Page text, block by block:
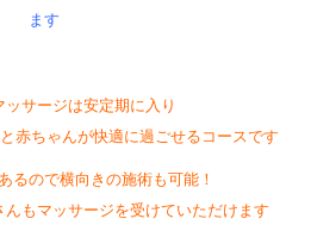
ます
ッサージは安定期に入り
赤ちゃんが快適に過ごせるコースです
るので横向きの施術も可能！
もマッサージを受けていただけます